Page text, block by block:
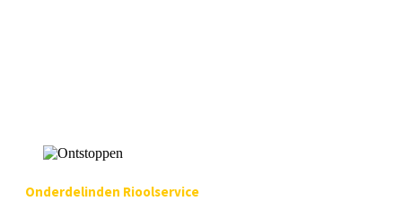
Onderdelinden Rioolservice